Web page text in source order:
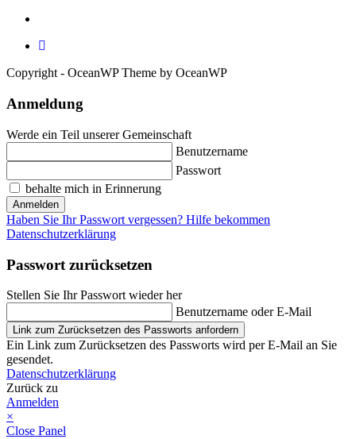
Copyright - OceanWP Theme by OceanWP
Anmeldung
Werde ein Teil unserer Gemeinschaft
Benutzername
Passwort
behalte mich in Erinnerung
Anmelden
Haben Sie Ihr Passwort vergessen? Hilfe bekommen
Datenschutzerklärung
Passwort zurücksetzen
Stellen Sie Ihr Passwort wieder her
Benutzername oder E-Mail
Link zum Zurücksetzen des Passworts anfordern
Ein Link zum Zurücksetzen des Passworts wird per E-Mail an Sie
gesendet.
Datenschutzerklärung
Zurück zu
Anmelden
×
Close Panel